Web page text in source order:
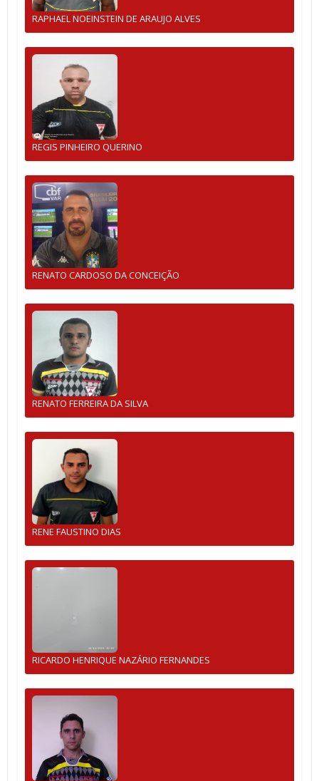
RAPHAEL NOEINSTEIN DE ARAUJO ALVES
REGIS PINHEIRO QUERINO
RENATO CARDOSO DA CONCEIÇÃO
RENATO FERREIRA DA SILVA
RENE FAUSTINO DIAS
RICARDO HENRIQUE NAZÁRIO FERNANDES